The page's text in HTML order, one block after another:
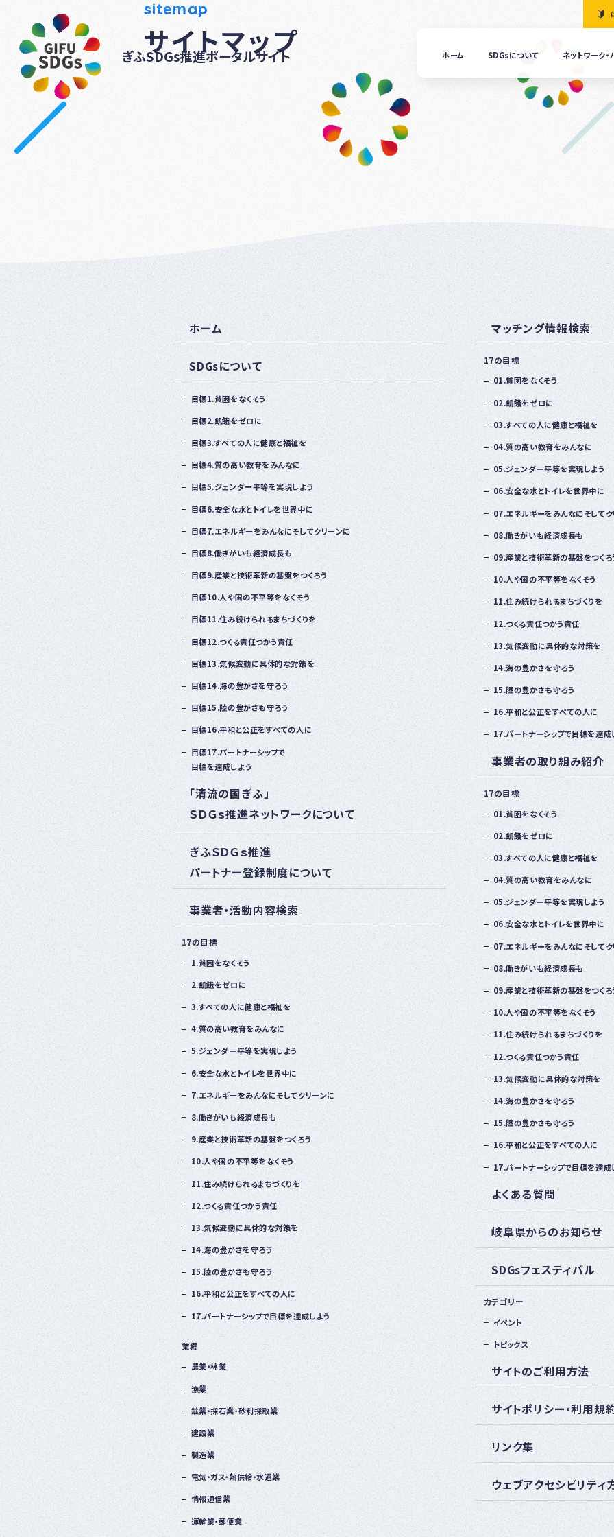
ぎふSDGs推進ポータルサイト ホーム SDGsについて ネットワーク
の国
ぎふ」
sitemap
サイトマップ
ホーム
SDGsについて
目標1.貧困をなくそう
目標2.飢餓をゼロに
目標3.すべての人に健康と福祉を
目標4.質の高い教育をみんなに
目標5.ジェンダー平等を実現しよう
目標6.安全な水とトイレを世界中に
目標7.エネルギーをみんなにそしてクリーンに
目標8.働きがいも経済成長も
目標9.産業と技術革新の基盤をつくろう
目標10.人や国の不平等をなくそう
目標11.住み続けられるまちづくりを
目標12.つくる責任つかう責任
目標13.気候変動に具体的な対策を
目標14.海の豊かさを守ろう
目標15.陸の豊かさも守ろう
目標16.平和と公正をすべての人に
目標17.パートナーシップで
目標を達成しよう
「清流の国ぎふ」
ＳＤＧｓ推進ネットワークについて
ぎふＳＤＧｓ推進
パートナー登録制度について
事業者・活動内容検索
17の目標
1.貧困をなくそう
2.飢餓をゼロに
3.すべての人に健康と福祉を
4.質の高い教育をみんなに
5.ジェンダー平等を実現しよう
6.安全な水とトイレを世界中に
7.エネルギーをみんなにそしてクリーンに
8.働きがいも経済成長も
9.産業と技術革新の基盤をつくろう
10.人や国の不平等をなくそう
11.住み続けられるまちづくりを
12.つくる責任つかう責任
13.気候変動に具体的な対策を
14.海の豊かさを守ろう
15.陸の豊かさも守ろう
16.平和と公正をすべての人に
17.パートナーシップで目標を達成しよう
業種
農業・林業
漁業
鉱業・採石業・砂利採取業
建設業
製造業
電気・ガス・熱供給・水道業
情報通信業
運輸業・郵便業
マッチング情報検索
17の目標
01.貧困をなくそう
02.飢餓をゼロに
03.すべての人に健康と福祉を
04.質の高い教育をみんなに
05.ジェンダー平等を実現しよう
06.安全な水とトイレを世界中に
07.エネルギーをみんなにそして
08.働きがいも経済成長も
09.産業と技術革新の基盤をつくろ
10.人や国の不平等をなくそう
11.住み続けられるまちづくりを
12.つくる責任つかう責任
13.気候変動に具体的な対策を
14.海の豊かさを守ろう
15.陸の豊かさも守ろう
16.平和と公正をすべての人に
17.パートナーシップで目標を達成
事業者の取り組み紹介
17の目標
01.貧困をなくそう
02.飢餓をゼロに
03.すべての人に健康と福祉を
04.質の高い教育をみんなに
05.ジェンダー平等を実現しよう
06.安全な水とトイレを世界中に
07.エネルギーをみんなにそして
08.働きがいも経済成長も
09.産業と技術革新の基盤をつくろ
10.人や国の不平等をなくそう
11.住み続けられるまちづくりを
12.つくる責任つかう責任
13.気候変動に具体的な対策を
14.海の豊かさを守ろう
15.陸の豊かさも守ろう
16.平和と公正をすべての人に
17.パートナーシップで目標を達成
よくある質問
岐阜県からのお知らせ
SDGsフェスティバル
カテゴリー
イベント
トピックス
サイトのご利用方法
サイトポリシー・利用規
リンク集
ウェブアクセシビリティ